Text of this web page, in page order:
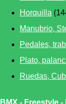
Horquilla
Manubrio,
Pedales,
Plato,
Ruedas,
BMX - Freestyle -